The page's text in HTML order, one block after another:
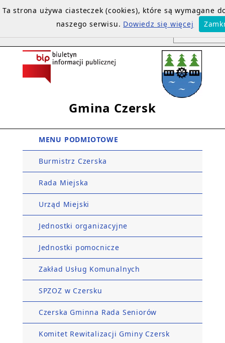
Gmina Czersk
MENU PODMIOTOWE
Burmistrz Czerska
Rada Miejska
Urząd Miejski
Jednostki organizacyjne
Jednostki pomocnicze
Zakład Usług Komunalnych
SPZOZ w Czersku
Czerska Gminna Rada Seniorów
Komitet Rewitalizacji Gminy Czersk
Ta strona używa ciasteczek (cookies), które są wymagane
naszego serwisu. Dowiedz się więcej